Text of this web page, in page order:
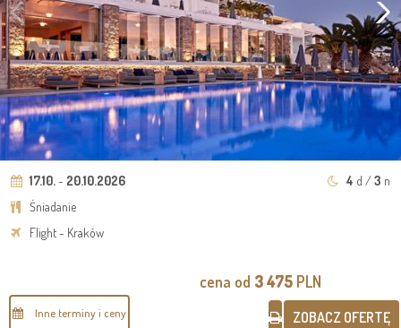
17.10.- 20.10.2026 4 d /3 n
Śniadanie
Flight - Kraków
Inne terminy i ceny
cena od 3 475 PLN
ZOBACZ OFERTĘ